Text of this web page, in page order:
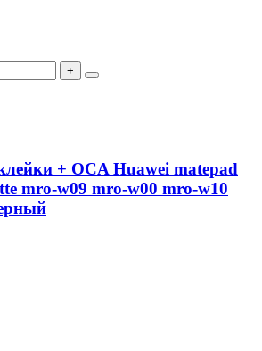
+
+ OCA Huawei matepad
mro-w09 mro-w00 mro-w10